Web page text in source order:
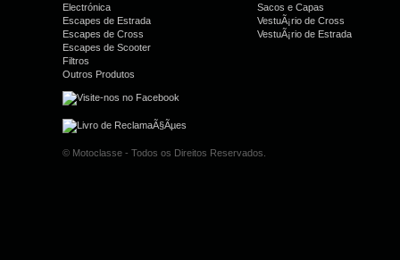
Electrónica
Escapes de Estrada
Escapes de Cross
Escapes de Scooter
Filtros
Outros Produtos
Sacos e Capas
VestuÃ¡rio de Cross
VestuÃ¡rio de Estrada
© Motoclasse - Todos os Direitos Reservados.